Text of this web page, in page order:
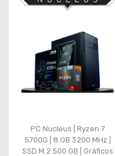
PC Nucleus | Ryzen 7
5700G | 8 GB 3200 MHz |
SSD M.2 500 GB | Gráficos